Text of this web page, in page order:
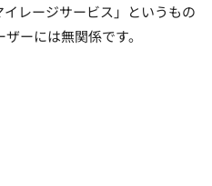
レージサービス」というもの
ーには無関係です。